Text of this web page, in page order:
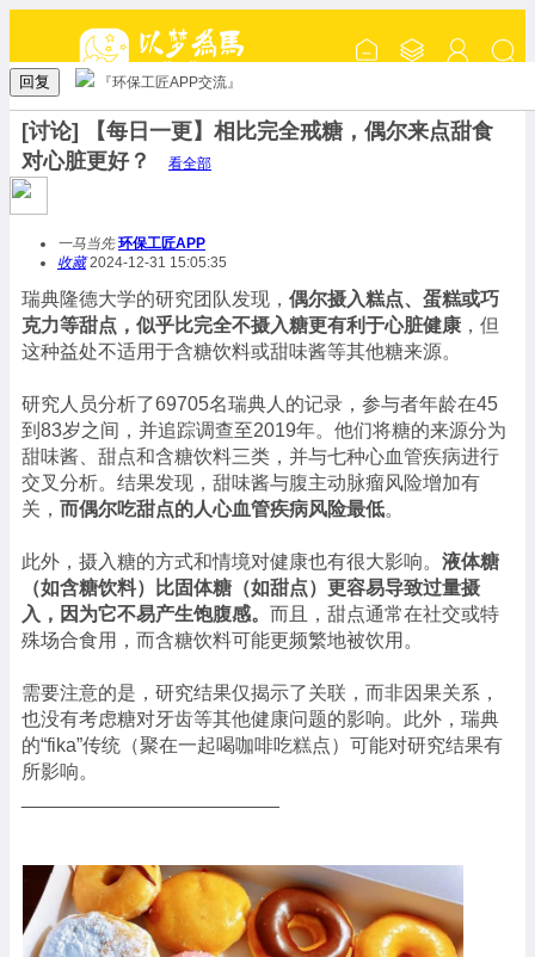
回复 『环保工匠APP交流』
[讨论] 【每日一更】相比完全戒糖，偶尔来点甜食
对心脏更好？
看全部
一马当先 环保工匠APP
收藏2024-12-31 15:05:35
瑞典隆德大学的研究团队发现， 偶尔摄入糕点、蛋糕或巧
克力等甜点，似乎比完全不摄入糖更有利于心脏健康 ，但
这种益处不适用于含糖饮料或甜味酱等其他糖来源。
研究人员分析了69705名瑞典人的记录，参与者年龄在45
到83岁之间，并追踪调查至2019年。他们将糖的来源分为
甜味酱、甜点和含糖饮料三类，并与七种心血管疾病进行
交叉分析。结果发现，甜味酱与腹主动脉瘤风险增加有
关， 而偶尔吃甜点的人心血管疾病风险最低。
此外，摄入糖的方式和情境对健康也有很大影响。 液体糖
（如含糖饮料）比固体糖（如甜点）更容易导致过量摄
入，因为它不易产生饱腹感。 而且，甜点通常在社交或特
殊场合食用，而含糖饮料可能更频繁地被饮用。
需要注意的是，研究结果仅揭示了关联，而非因果关系，
也没有考虑糖对牙齿等其他健康问题的影响。此外，瑞典
的“fika”传统（聚在一起喝咖啡吃糕点）可能对研究结果有
所影响。